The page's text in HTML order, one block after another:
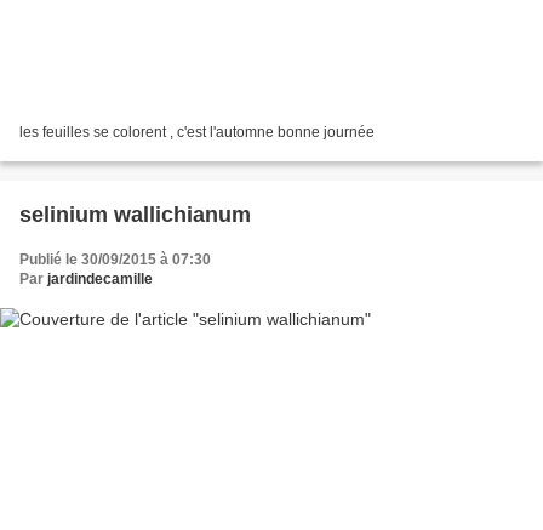
les feuilles se colorent , c'est l'automne bonne journée
selinium wallichianum
Publié le 30/09/2015 à 07:30
Par jardindecamille